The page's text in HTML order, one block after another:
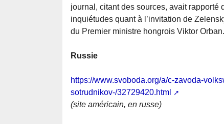
journal, citant des sources, avait
inquiétudes quant à l’invitation de
du Premier ministre hongrois Viktor Orban.
Russie
https://www.svoboda.org/a/c-zavoda-
sotrudnikov-/32729420.html
(site américain, en russe)